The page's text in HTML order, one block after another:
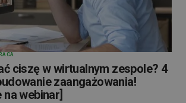
ciszę w wirtualnym zespole? 4
zaangażowania!
webinar]